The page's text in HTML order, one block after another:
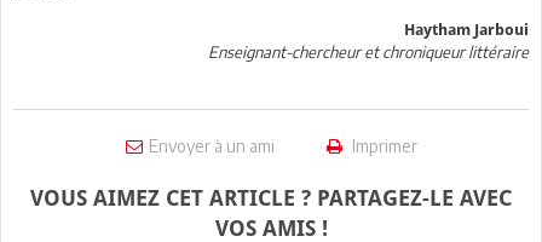
Haytham Jarboui
Enseignant-chercheur et chroniqueur littéraire
Envoyer à un ami Imprimer
VOUS AIMEZ CET ARTICLE ? PARTAGEZ-LE AVEC
VOS AMIS !